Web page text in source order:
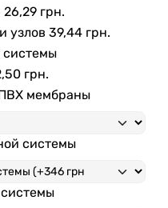
26,29 грн.
узлов 39,44 грн.
системы
грн.
мембраны
системы